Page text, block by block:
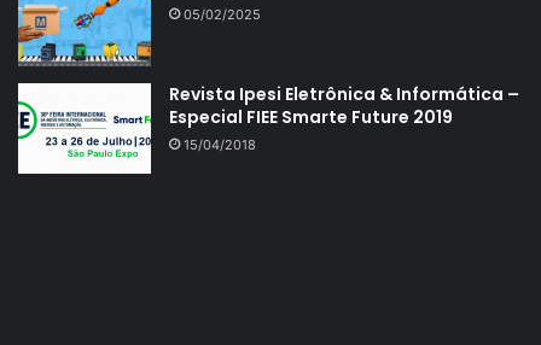
05/02/2025
Revista Ipesi Eletrônica & Informática –
Especial FIEE Smarte Future 2019
15/04/2018